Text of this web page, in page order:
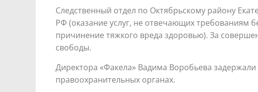
Следственный отдел по Октябрьскому району
РФ (оказание услуг, не отвечающих требованиям
причинение тяжкого вреда здоровью). За
свободы.
Директора «Факела» Вадима Воробьева
правоохранительных органах.